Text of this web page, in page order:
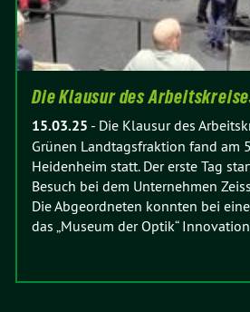
Die Klausur des
15.03.25 - Die Klausur des
Grünen Landtagsfraktion fand am
Heidenheim statt. Der erste Tag
Besuch bei dem Unternehmen
Die Abgeordneten konnten bei
das „Museum der Optik“